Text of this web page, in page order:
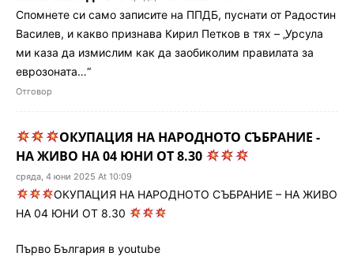
Спомнете си само записите на ППДБ, пуснати от Радостин
Василев, и какво признава Кирил Петков в тях – „Урсула
ми каза да измислим как да заобиколим правилата за
еврозоната…“
Отговор
ОКУПАЦИЯ НА НАРОДНОТО СЪБРАНИЕ -
НА ЖИВО НА 04 ЮНИ ОТ 8.30
сряда, 4 юни 2025 At 10:09
ОКУПАЦИЯ НА НАРОДНОТО СЪБРАНИЕ – НА ЖИВО
НА 04 ЮНИ ОТ 8.30
Първо България в youtube